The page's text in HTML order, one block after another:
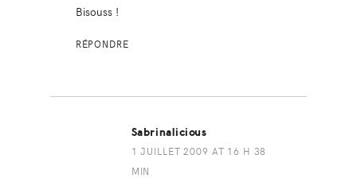
Bisouss !
RÉPONDRE
Sabrinalicious
1 JUILLET 2009 AT 16 H 38
MIN